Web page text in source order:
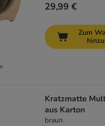
29,99 €
Zum
Kratzmatte
aus Karton
braun